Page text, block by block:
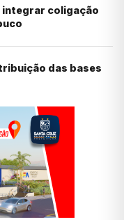
integrar coligação
das bases